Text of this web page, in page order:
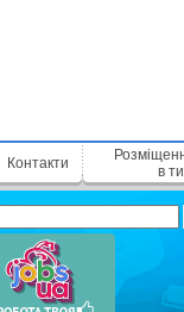
Контакти
в